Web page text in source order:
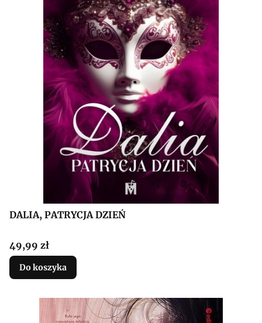
DALIA, PATRYCJA DZIEŃ
Cena
49,99 zł
Do koszyka